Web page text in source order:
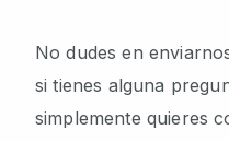
No dudes en
si tienes alguna
simplemente quieres